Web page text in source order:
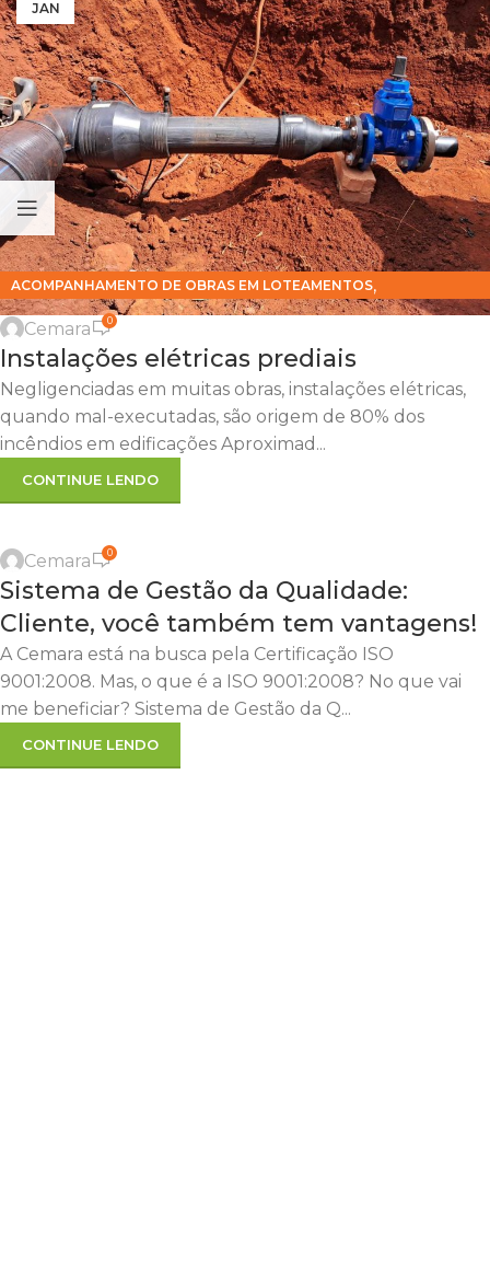
JAN
ACOMPANHAMENTO DE OBRAS EM LOTEAMENTOS,
OBRAS EM LOTEAMENTOS
Cemara 0
Instalações elétricas prediais
Negligenciadas em muitas obras, instalações elétricas,
quando mal-executadas, são origem de 80% dos
incêndios em edificações Aproximad...
CONTINUE LENDO
Cemara 0
Sistema de Gestão da Qualidade:
Cliente, você também tem vantagens!
A Cemara está na busca pela Certificação ISO
9001:2008. Mas, o que é a ISO 9001:2008? No que vai
me beneficiar? Sistema de Gestão da Q...
CONTINUE LENDO